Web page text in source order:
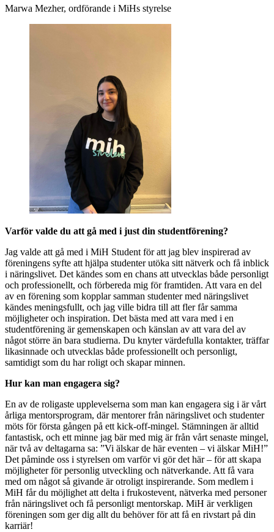
Marwa Mezher, ordförande i MiHs styrelse
Varför valde du att gå med i just din studentförening?
Jag valde att gå med i MiH Student för att jag blev inspirerad av
föreningens syfte att hjälpa studenter utöka sitt nätverk och få inblick
i näringslivet. Det kändes som en chans att utvecklas både personligt
och professionellt, och förbereda mig för framtiden. Att vara en del
av en förening som kopplar samman studenter med näringslivet
kändes meningsfullt, och jag ville bidra till att fler får samma
möjligheter och inspiration. Det bästa med att vara med i en
studentförening är gemenskapen och känslan av att vara del av
något större än bara studierna. Du knyter värdefulla kontakter, träffar
likasinnade och utvecklas både professionellt och personligt,
samtidigt som du har roligt och skapar minnen.
Hur kan man engagera sig?
En av de roligaste upplevelserna som man kan engagera sig i är vårt
årliga mentorsprogram, där mentorer från näringslivet och studenter
möts för första gången på ett kick-off-mingel. Stämningen är alltid
fantastisk, och ett minne jag bär med mig är från vårt senaste mingel,
när två av deltagarna sa: ”Vi älskar de här eventen – vi älskar MiH!”
Det påminde oss i styrelsen om varför vi gör det här – för att skapa
möjligheter för personlig utveckling och nätverkande. Att få vara
med om något så givande är otroligt inspirerande. Som medlem i
MiH får du möjlighet att delta i frukostevent, nätverka med personer
från näringslivet och få personligt mentorskap. MiH är verkligen
föreningen som ger dig allt du behöver för att få en rivstart på din
karriär!